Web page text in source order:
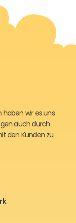
haben wir es uns
auch durch
den Kunden zu